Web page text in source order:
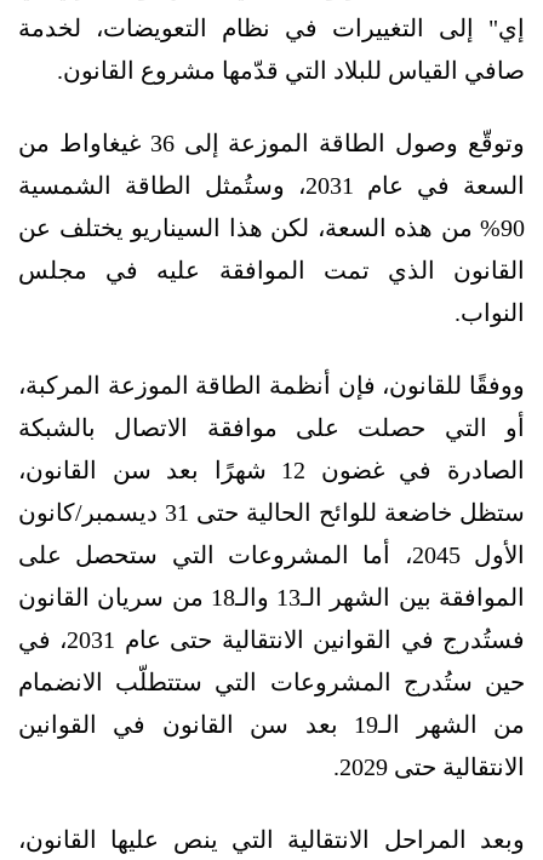
إي" إلى التغييرات في نظام التعويضات، لخدمة
صافي القياس للبلاد التي قدّمها مشروع القانون.
وتوقّع وصول الطاقة الموزعة إلى 36 غيغاواط من
السعة في عام 2031، وستُمثل الطاقة الشمسية
90% من هذه السعة، لكن هذا السيناريو يختلف عن
القانون الذي تمت الموافقة عليه في مجلس
النواب.
ووفقًا للقانون، فإن أنظمة الطاقة الموزعة المركبة،
أو التي حصلت على موافقة الاتصال بالشبكة
الصادرة في غضون 12 شهرًا بعد سن القانون،
ستظل خاضعة للوائح الحالية حتى 31 ديسمبر/كانون
الأول 2045، أما المشروعات التي ستحصل على
الموافقة بين الشهر الـ13 والـ18 من سريان القانون
فستُدرج في القوانين الانتقالية حتى عام 2031، في
حين ستُدرج المشروعات التي ستتطلّب الانضمام
من الشهر الـ19 بعد سن القانون في القوانين
الانتقالية حتى 2029.
وبعد المراحل الانتقالية التي ينص عليها القانون،